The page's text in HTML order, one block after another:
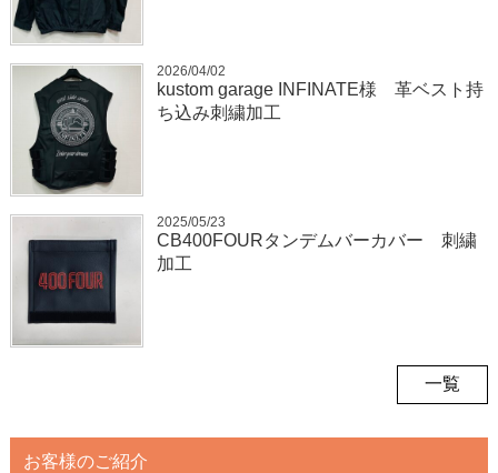
2026/04/02
kustom garage INFINATE様 革ベスト持
ち込み刺繍加工
2025/05/23
CB400FOURタンデムバーカバー 刺繍
加工
一覧
お客様のご紹介